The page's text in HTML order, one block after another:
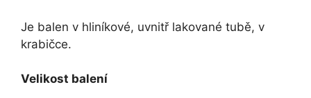
Je balen v hliníkové, uvnitř lakované tubě, v
krabičce.
Velikost balení